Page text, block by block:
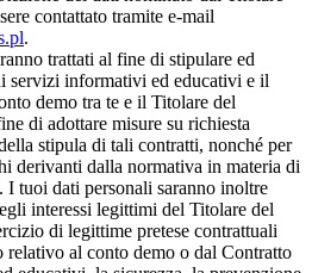
contattato tramite e-mail
.
trattati al fine di stipulare ed
servizi informativi ed educativi e il
demo tra te e il Titolare del
di adottare misure su richiesta
stipula di tali contratti, nonché per
derivanti dalla normativa in materia di
I tuoi dati personali saranno inoltre
interessi legittimi del Titolare del
di legittime pretese contrattuali
relativo al conto demo o dal Contratto